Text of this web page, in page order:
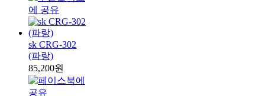
sk CRG-302
(파랑)
85,200원